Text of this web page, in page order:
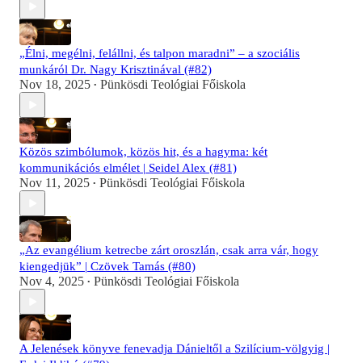
„Élni, megélni, felállni, és talpon maradni” – a szociális
munkáról Dr. Nagy Krisztinával (#82)
Nov 18, 2025 • Pünkösdi Teológiai Főiskola
Közös szimbólumok, közös hit, és a hagyma: két
kommunikációs elmélet | Seidel Alex (#81)
Nov 11, 2025 • Pünkösdi Teológiai Főiskola
„Az evangélium ketrecbe zárt oroszlán, csak arra vár, hogy
kiengedjük” | Czövek Tamás (#80)
Nov 4, 2025 • Pünkösdi Teológiai Főiskola
A Jelenések könyve fenevadja Dánieltől a Szilícium-völgyig |